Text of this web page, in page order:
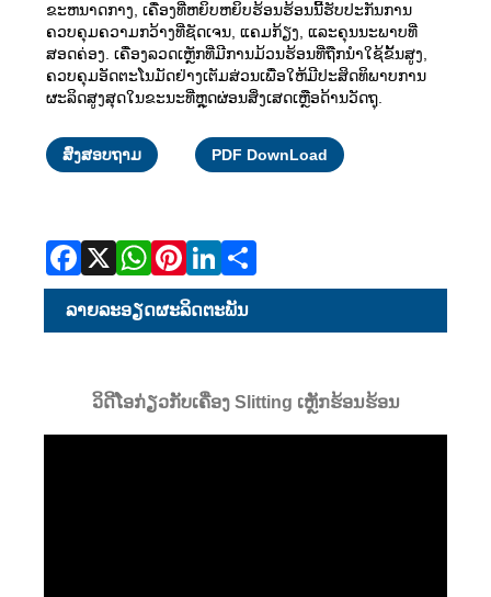
ຂະຫນາດກາງ, ເຄື່ອງທີ່ຫຍິບຫຍິບຮ້ອນຮ້ອນນີ້ຮັບປະກັນການ
ຄວບຄຸມຄວາມກວ້າງທີ່ຊັດເຈນ, ແຄມກ້ຽງ, ແລະຄຸນນະພາບທີ່
ສອດຄ່ອງ. ເຄື່ອງລວດເຫຼັກທີ່ມີການມ້ວນຮ້ອນທີ່ຖືກນໍາໃຊ້ຂັ້ນສູງ,
ຄວບຄຸມອັດຕະໂນມັດຢ່າງເຕັມສ່ວນເພື່ອໃຫ້ມີປະສິດທິພາບການ
ຜະລິດສູງສຸດໃນຂະນະທີ່ຫຼຸດຜ່ອນສິ່ງເສດເຫຼືອດ້ານວັດຖຸ.
ສົ່ງສອບຖາມ PDF DownLoad
ລາຍ​ລະ​ອຽດ​ຜະ​ລິດ​ຕະ​ພັນ
ວິດີໂອກ່ຽວກັບເຄື່ອງ Slitting ເຫຼັກຮ້ອນຮ້ອນ